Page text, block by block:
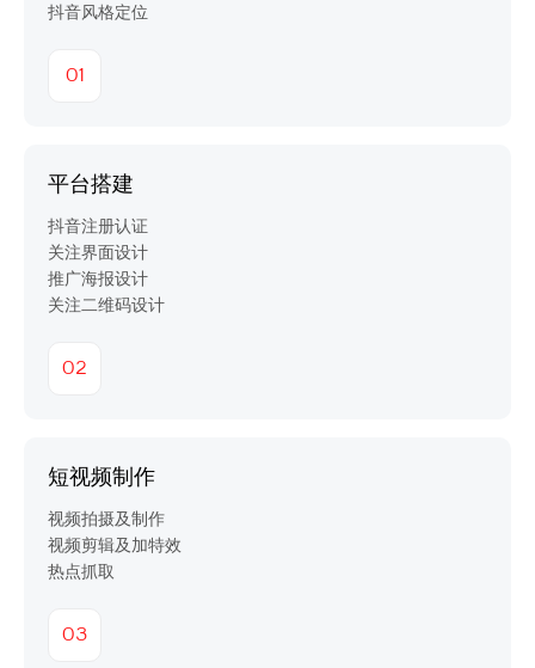
抖音风格定位
01
平台搭建
抖音注册认证
关注界面设计
推广海报设计
关注二维码设计
02
短视频制作
视频拍摄及制作
视频剪辑及加特效
热点抓取
03